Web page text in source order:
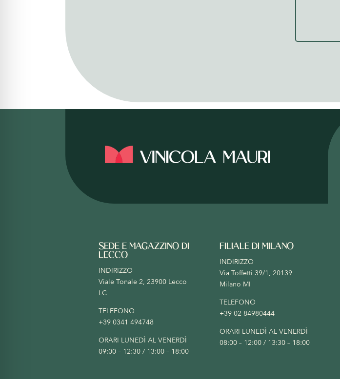
SEDE E MAGAZZINO DI
LECCO
INDIRIZZO
Viale Tonale 2, 23900 Lecco
LC
TELEFONO
+39 0341 494748
ORARI LUNEDÌ AL VENERDÌ
09:00 – 12:30 / 13:00 – 18:00
FILIALE DI MILANO
INDIRIZZO
Via Toffetti 39/1, 20139
Milano MI
TELEFONO
+39 02 84980444
ORARI LUNEDÌ AL VENERDÌ
08:00 – 12:00 / 13:30 – 18:00